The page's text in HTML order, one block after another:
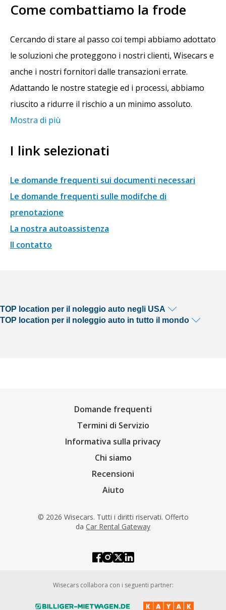
Come combattiamo la frode
Cercando di stare al passo coi tempi abbiamo adottato
le soluzioni che proteggono i nostri clienti, Wisecars e
anche i nostri fornitori dalle transazioni errate.
Adattando le nostre stategie ed i processi, abbiamo
riuscito a ridurre il rischio a un minimo assoluto.
Mostra di più
I link selezionati
Le domande frequenti sui documenti necessari
Le domande frequenti sulle modifche di
prenotazione
La nostra autoassistenza
Il contatto
TOP location per il noleggio auto negli USA
TOP location per il noleggio auto in tutto il mondo
Domande frequenti
Termini di Servizio
Informativa sulla privacy
Chi siamo
Recensioni
Aiuto
© 2026 Wisecars. Tutti i diritti riservati. Offerto
da Car Rental Gateway
Wisecars collabora con i seguenti partner: